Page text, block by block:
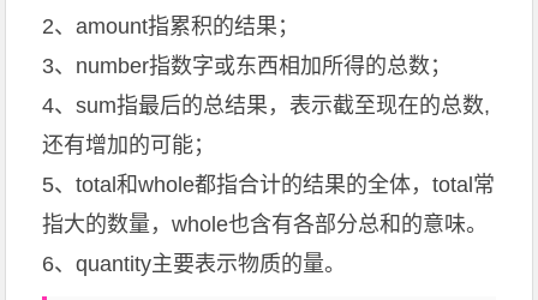
2、amount指累积的结果；
3、number指数字或东西相加所得的总数；
4、sum指最后的总结果，表示截至现在的总数,
还有增加的可能；
5、total和whole都指合计的结果的全体，total常
指大的数量，whole也含有各部分总和的意味。
6、quantity主要表示物质的量。